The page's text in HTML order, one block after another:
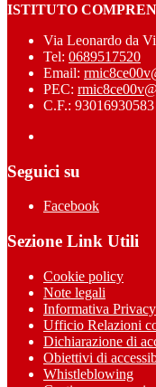
ISTITUTO
Via Leonardo da
Tel: 0689517520
Email:
PEC:
C.F.: 93016930583
Seguici su
Facebook
Sezione Link Utili
Cookie policy
Note legali
Informativa Privacy
Ufficio Relazioni
Dichiarazione di
Obiettivi di
Whistleblowing